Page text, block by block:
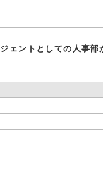
ェントとしての人事部